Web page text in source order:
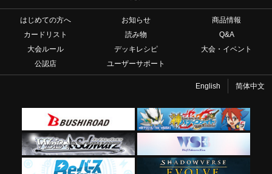
はじめての方へ お知らせ
商品情報
カードリスト
読み物
Q&A
大会ルール
デッキレシピ
大会・イベント
公認店
ユーザーサポート
English 简体中文